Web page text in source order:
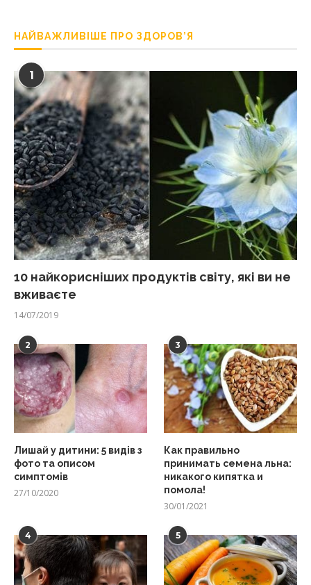
НАЙВАЖЛИВІШЕ ПРО ЗДОРОВ’Я
1
10 найкорисніших продуктів світу, які ви не
вживаєте
14/07/2019
2
Лишай у дитини: 5 видів з
фото та описом
симптомів
27/10/2020
3
Как правильно
принимать семена льна:
никакого кипятка и
помола!
30/01/2021
4 5